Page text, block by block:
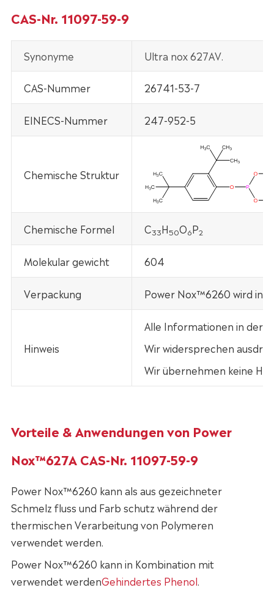
CAS-Nr. 11097-59-9
Synonyme Ultra nox 627AV.
CAS-Nummer 26741-53-7
EINECS-Nummer 247-952-5
Chemische Struktur
Chemische Formel C33H50O6P2
Molekular gewicht 604
Verpackung Power Nox™6260 wird in
Hinweis
Alle Informationen in der
Wir widersprechen
Wir übernehmen keine
Vorteile & Anwendungen von Power
Nox™627A CAS-Nr. 11097-59-9
Power Nox™6260 kann als aus gezeichneter
Schmelz fluss und Farb schutz während der
thermischen Verarbeitung von Polymeren
verwendet werden.
Power Nox™6260 kann in Kombination mit
verwendet werdenGehindertes Phenol.